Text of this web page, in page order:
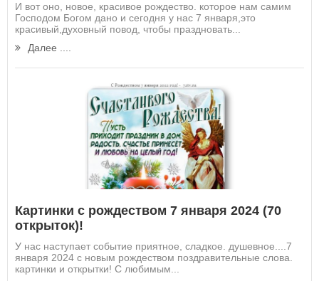
И вот оно, новое, красивое рождество. которое нам самим
Господом Богом дано и сегодня у нас 7 января,это
красивый,духовный повод, чтобы праздновать...
Далее ....
Картинки с рождеством 7 января 2024 (70
открыток)!
У нас наступает событие приятное, сладкое. душевное....7
января 2024 с новым рождеством поздравительные слова.
картинки и открытки! С любимым...